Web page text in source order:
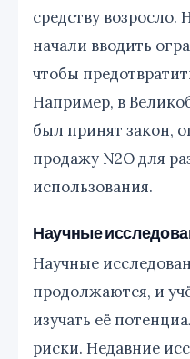
средству возросло.
начали вводить
чтобы
Например, в
был принят закон,
продажу N2O для
использования.
Научные
Научные
продолжаются, и
изучать её
риски. Недавние